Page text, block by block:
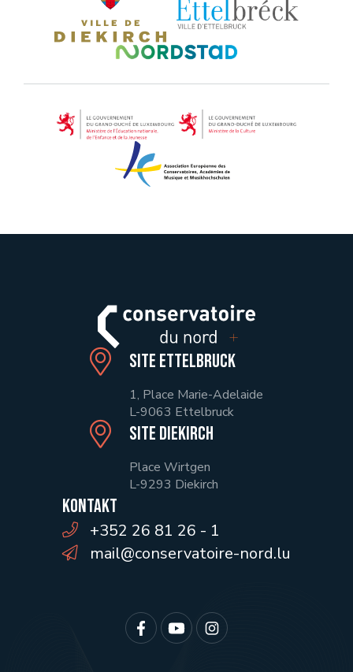
Site Ettelbruck
1, Place Marie-Adelaide
L-9063 Ettelbruck
Site Diekirch
Place Wirtgen
L-9293 Diekirch
Kontakt
+352 26 81 26 - 1
mail@conservatoire-nord.lu